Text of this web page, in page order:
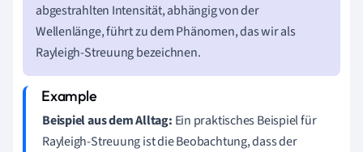
abgestrahlten Intensität, abhängig von der
Wellenlänge, führt zu dem Phänomen, das wir als
Rayleigh-Streuung bezeichnen.
Beispiel aus dem Alltag: Ein praktisches Beispiel für
Rayleigh-Streuung ist die Beobachtung, dass der